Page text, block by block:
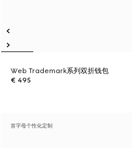
Web Trademark系列双折钱包
€ 495
首字母个性化定制